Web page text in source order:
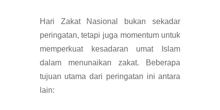
Hari Zakat Nasional bukan sekadar
peringatan, tetapi juga momentum untuk
memperkuat kesadaran umat Islam
dalam menunaikan zakat. Beberapa
tujuan utama dari peringatan ini antara
lain: